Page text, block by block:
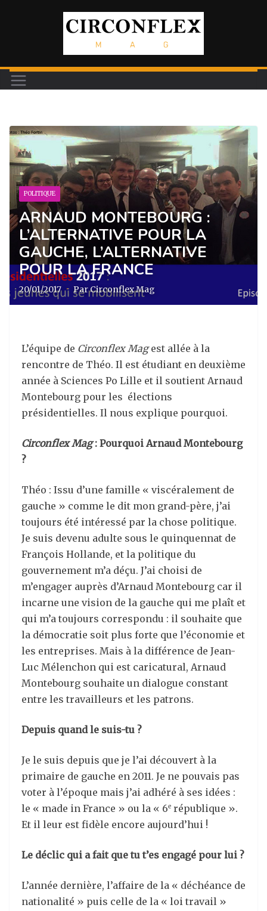
POLITIQUE
ARNAUD MONTEBOURG :
L’ALTERNATIVE POUR LA
GAUCHE, L’ALTERNATIVE
POUR LA FRANCE
20/01/2017 · Par Circonflex Mag
L’équipe de Circonflex Magest allée à la
rencontre de Théo. Il est étudiant en deuxième
année à Sciences Po Lille et il soutient Arnaud
Montebourg pour les élections
présidentielles. Il nous explique pourquoi.
Circonflex Mag: Pourquoi Arnaud Montebourg
?
Théo : Issu d’une famille « viscéralement de
gauche » comme le dit mon grand-père, j’ai
toujours été intéressé par la chose politique.
Je suis devenu adulte sous le quinquennat de
François Hollande, et la politique du
gouvernement m’a déçu. J’ai choisi de
m’engager auprès d’Arnaud Montebourg car il
incarne une vision de la gauche qui me plaît et
qui m’a toujours correspondu : il souhaite que
la démocratie soit plus forte que l’économie et
les entreprises. Mais à la différence de Jean-
Luc Mélenchon qui est caricatural, Arnaud
Montebourg souhaite un dialogue constant
entre les travailleurs et les patrons.
Depuis quand le suis-tu ?
Je le suis depuis que je l’ai découvert à la
primaire de gauche en 2011. Je ne pouvais pas
voter à l’époque mais j’ai adhéré à ses idées :
le « made in France » ou la « 6e république ».
Et il leur est fidèle encore aujourd’hui !
Le déclic qui a fait que tu t’es engagé pour lui ?
L’année dernière, l’affaire de la « déchéance de
nationalité » puis celle de la « loi travail »